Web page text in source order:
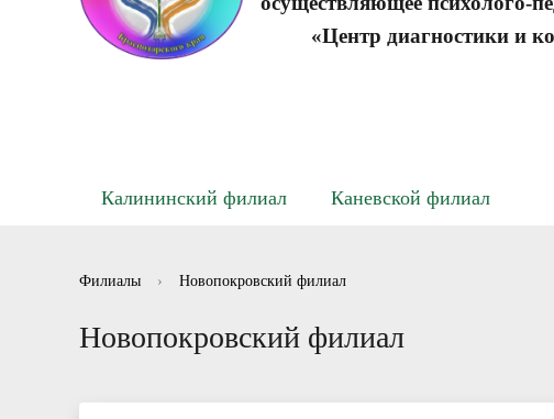
«Центр диагностики и
Калининский филиал Каневской филиал
Филиалы › Новопокровский филиал
Новопокровский филиал